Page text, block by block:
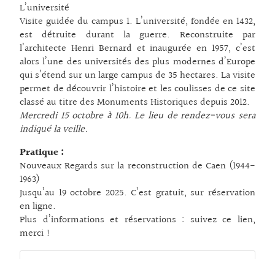
L’université
Visite guidée du campus 1. L’université, fondée en 1432,
est détruite durant la guerre. Reconstruite par
l’architecte Henri Bernard et inaugurée en 1957, c’est
alors l’une des universités des plus modernes d’Europe
qui s’étend sur un large campus de 35 hectares. La visite
permet de découvrir l’histoire et les coulisses de ce site
classé au titre des Monuments Historiques depuis 2012.
Mercredi 15 octobre à 10h. Le lieu de rendez-vous sera
indiqué la veille.
Pratique :
Nouveaux Regards sur la reconstruction de Caen (1944-
1963)
Jusqu’au 19 octobre 2025. C’est gratuit, sur réservation
en ligne.
Plus d’informations et réservations : suivez ce lien,
merci !